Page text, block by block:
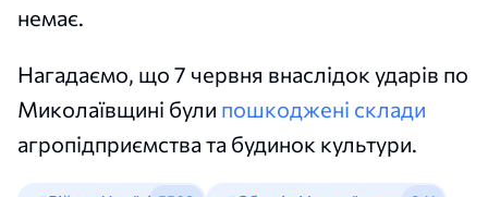
немає.
Нагадаємо, що 7 червня внаслідок ударів по
Миколаївщині були пошкоджені склади
агропідприємства та будинок культури.